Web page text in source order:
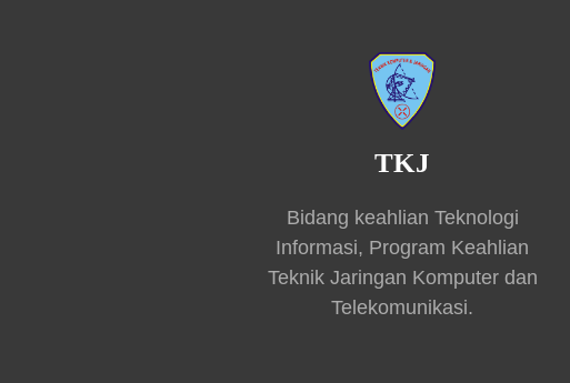
TKJ
Bidang keahlian Teknologi
Informasi, Program Keahlian
Teknik Jaringan Komputer dan
Telekomunikasi.